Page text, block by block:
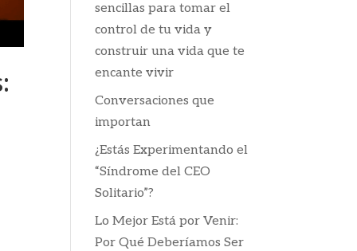
sencillas para tomar el
control de tu vida y
construir una vida que te
encante vivir
Conversaciones que
importan
¿Estás Experimentando el
“Síndrome del CEO
Solitario”?
Lo Mejor Está por Venir:
Por Qué Deberíamos Ser